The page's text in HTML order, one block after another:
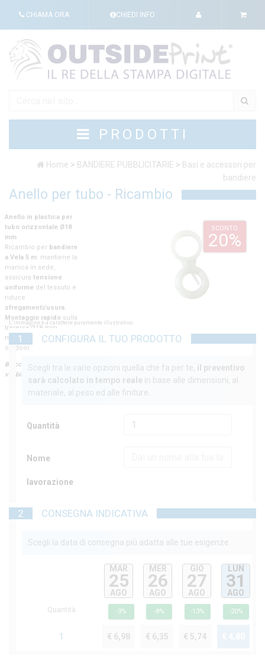
CHIAMA ORA CHIEDI INFO
PRODOTTI
Home > BANDIERE PUBBLICITARIE > Basi e accessori per
bandiere
Anello per tubo - Ricambio
Anello in plastica per
tubo orizzontale Ø18
mm
Ricambio per bandiere
a Vela 5 m: mantiene la
manica in sede,
assicura tensione
uniforme del tessuto e
riduce
sfregamenti/usura.
Montaggio rapido sulla
traversa Ø18 mm,
materiale resistente
outdoor.
Blocca la vela, libera la
visibilità.
L'immagine è a carattere puramente illustrativo.
SCONTO
20%
1 CONFIGURA IL TUO PRODOTTO
Scegli tra le varie opzioni quella che fa per te, il preventivo
sarà calcolato in tempo reale in base alle dimensioni, al
materiale, al peso ed alle finiture.
Quantità
Nome
lavorazione
2 CONSEGNA INDICATIVA
Scegli la data di consegna più adatta alle tue esigenze.
MAR
25
AGO
MER
26
AGO
GIO
27
AGO
LUN
31
AGO
Quantità -3% -8% -13% -20%
1 € 6,98 € 6,35 € 5,74